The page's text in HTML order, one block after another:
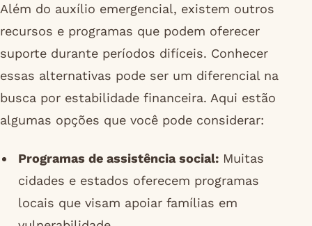
Além do auxílio emergencial, existem outros
recursos e programas que podem oferecer
suporte durante períodos difíceis. Conhecer
essas alternativas pode ser um diferencial na
busca por estabilidade financeira. Aqui estão
algumas opções que você pode considerar:
Programas de assistência social:Muitas
cidades e estados oferecem programas
locais que visam apoiar famílias em